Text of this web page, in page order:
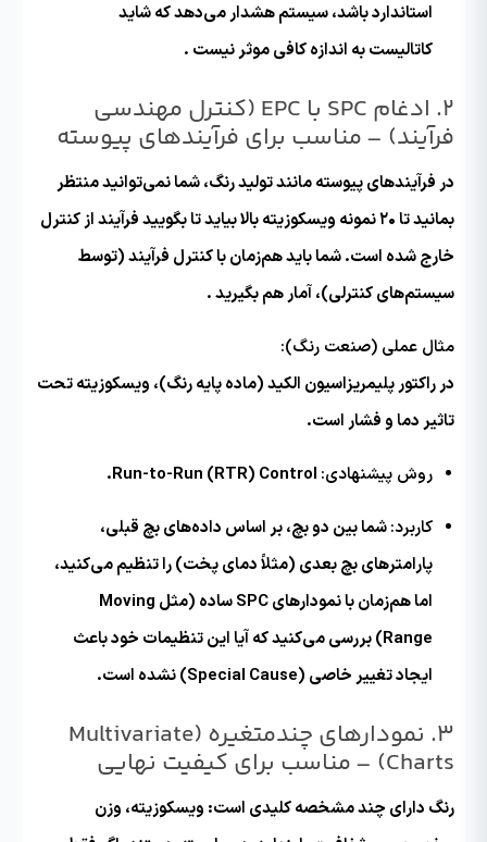
استاندارد باشد، سیستم هشدار می‌دهد که شاید
کاتالیست به اندازه کافی موثر نیست .
۲. ادغام SPC با EPC (کنترل مهندسی
فرآیند) –مناسب برای فرآیندهای پیوسته
در فرآیندهای پیوسته مانند تولید رنگ، شما نمی‌توانید منتظر
بمانید تا ۲۰ نمونه ویسکوزیته بالا بیاید تا بگویید فرآیند از کنترل
خارج شده است. شما باید هم‌زمان با کنترل فرآیند (توسط
سیستم‌های کنترلی)، آمار هم بگیرید .
مثال عملی (صنعت رنگ):
در راکتور پلیمریزاسیون الکید (ماده پایه رنگ)، ویسکوزیته تحت
تاثیر دما و فشار است.
روش پیشنهادی:
کاربرد:شما بین دو بچ، بر اساس داده‌های بچ قبلی،
پارامترهای بچ بعدی (مثلاً دمای پخت) را تنظیم می‌کنید،
اما هم‌زمان با نمودارهای SPC ساده (مثل Moving
Range) بررسی می‌کنید که آیا این تنظیمات خود باعث
ایجاد تغییر خاصی (Special Cause) نشده است.
۳. نمودارهای چندمتغیره (Multivariate
Charts) – مناسب برای کیفیت نهایی
رنگ دارای چند مشخصه کلیدی است: ویسکوزیته، وزن